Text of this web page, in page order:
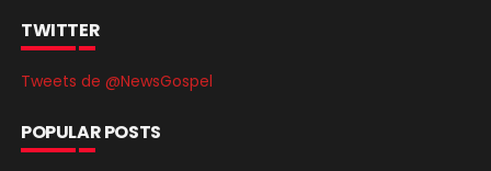
TWITTER
Tweets de @NewsGospel
POPULAR POSTS